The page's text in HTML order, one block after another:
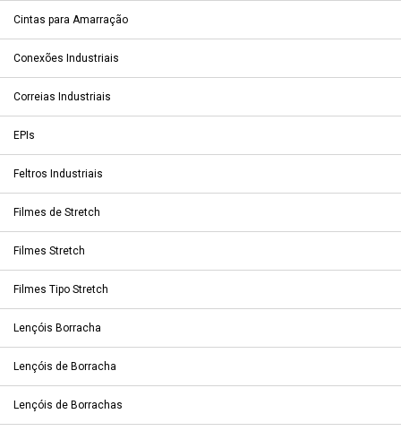
Cintas para Amarração
Conexões Industriais
Correias Industriais
EPIs
Feltros Industriais
Filmes de Stretch
Filmes Stretch
Filmes Tipo Stretch
Lençóis Borracha
Lençóis de Borracha
Lençóis de Borrachas